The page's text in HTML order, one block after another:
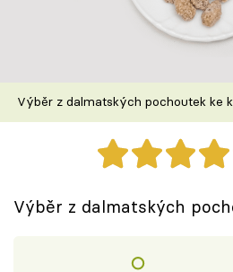
Speciál: Cuketa
Těhotnej kuchař
Výběr z dalmatských pochoutek ke
Výběr z dalmatských